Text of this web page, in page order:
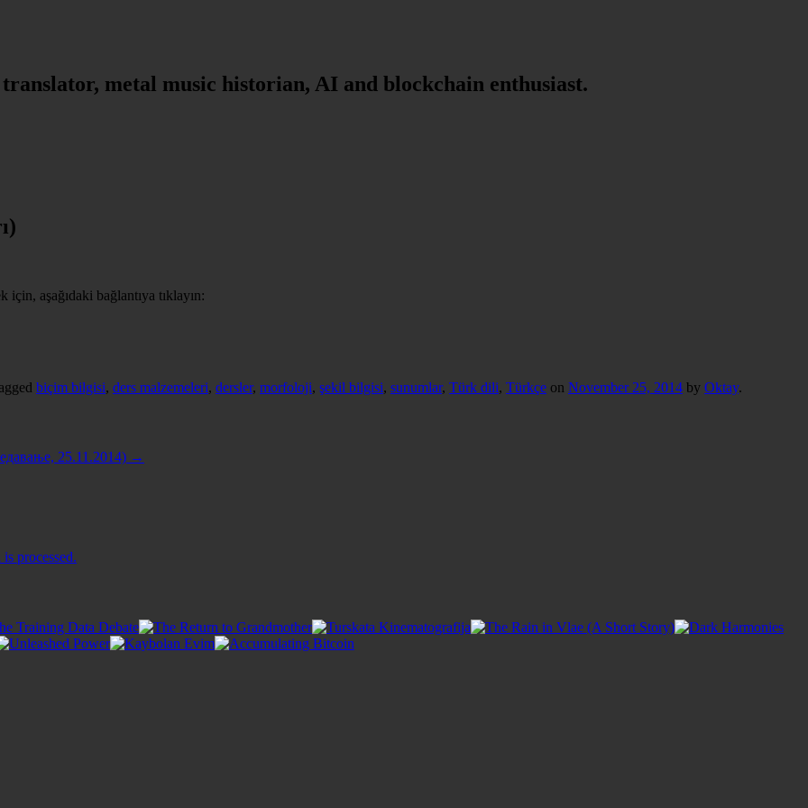
metal music historian, AI and blockchain enthusiast.
aşağıdaki bağlantıya tıklayın:
biçim bilgisi, ders malzemeleri, dersler, morfoloji, şekil bilgisi, sunumlar, Türk dili, Türkçe on November 25, 2014 by Oktay.
25.11.2014) →
processed.